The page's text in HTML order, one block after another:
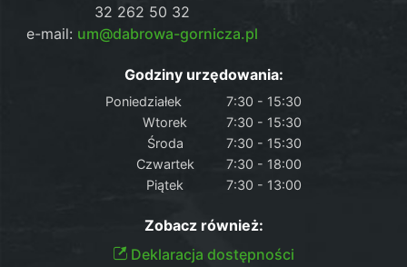
32 262 50 32
e-mail: um@dabrowa-gornicza.pl
Godziny urzędowania:
Poniedziałek
7:30 - 15:30
Wtorek
7:30 - 15:30
Środa
7:30 - 15:30
Czwartek
7:30 - 18:00
Piątek
7:30 - 13:00
Zobacz również:
Deklaracja dostępności